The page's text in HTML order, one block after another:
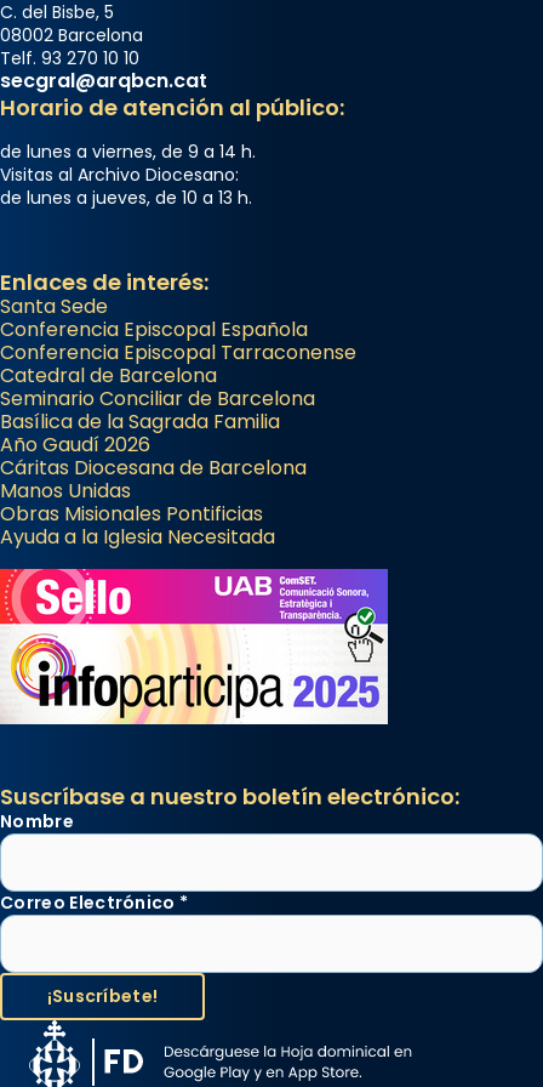
C. del Bisbe, 5
08002 Barcelona
Telf. 93 270 10 10
secgral@arqbcn.cat
Horario de atención al público:
de lunes a viernes, de 9 a 14 h.
Visitas al Archivo Diocesano:
de lunes a jueves, de 10 a 13 h.
Enlaces de interés:
Santa Sede
Conferencia Episcopal Española
Conferencia Episcopal Tarraconense
Catedral de Barcelona
Seminario Conciliar de Barcelona
Basílica de la Sagrada Familia
Año Gaudí 2026
Cáritas Diocesana de Barcelona
Manos Unidas
Obras Misionales Pontificias
Ayuda a la Iglesia Necesitada
Suscríbase a nuestro boletín electrónico:
Nombre
Correo Electrónico *